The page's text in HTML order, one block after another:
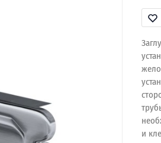
и